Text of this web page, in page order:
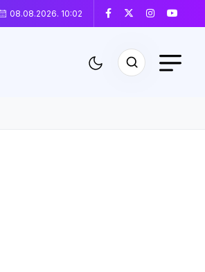
08.08.2026. 10:02